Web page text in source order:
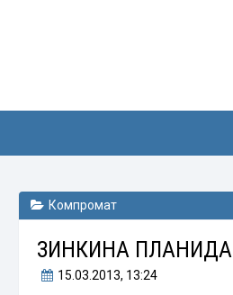
Компромат
ЗИНКИНА ПЛАНИДА
15.03.2013, 13:24